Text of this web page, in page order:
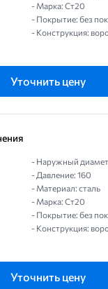
- Марка: Ст20
- Покрытие: без
- Конструкция:
Уточнить цену
- Наружный
- Давление: 160
- Материал: сталь
- Марка: Ст20
- Покрытие: без
- Конструкция:
Уточнить цену